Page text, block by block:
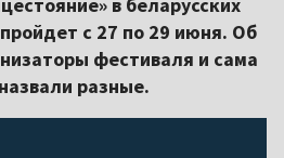
в беларусских
с 27 по 29 июня. Об
фестиваля и сама
разные.